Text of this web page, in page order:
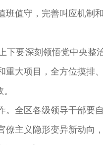
值守，完善叫应机制
要深刻领悟党中央整
大项目，全方位摸排
全区各级领导干部要
主义隐形变异新动向